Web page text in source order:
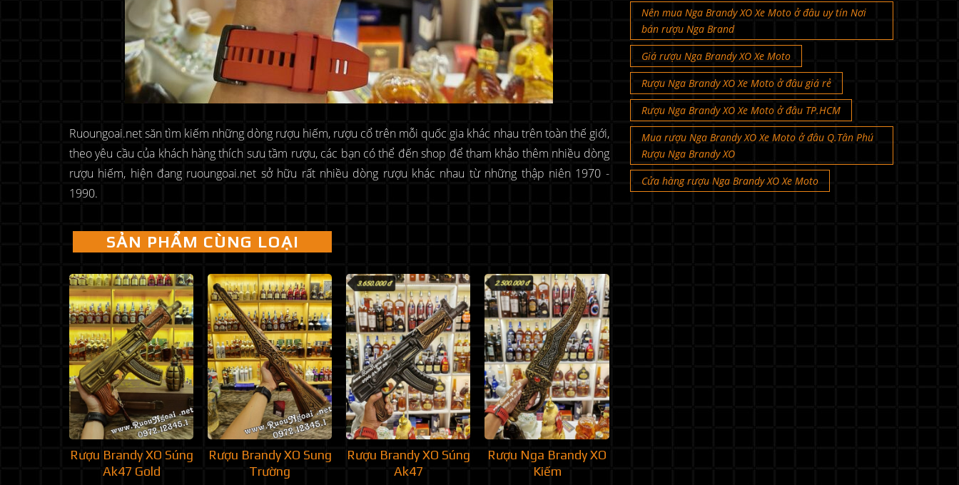
Ruoungoai.net săn tìm kiếm những dòng rượu hiếm, rượu cổ trên mỗi quốc gia khác nhau trên toàn thế giới,
theo yêu cầu của khách hàng thích sưu tầm rượu, các bạn có thể đến shop để tham khảo thêm nhiều dòng
rượu hiếm, hiện đang ruoungoai.net sở hữu rất nhiều dòng rượu khác nhau từ những thập niên 1970 -
1990.
SẢN PHẨM CÙNG LOẠI
Rượu Brandy XO Súng
Ak47 Gold
Rượu Brandy XO Sung
Trường
Rượu Brandy XO Súng
Ak47
Rượu Nga Brandy XO
Kiếm
Nên mua Nga Brandy XO Xe Moto ở đâu uy tín Nơi
bán rượu Nga Brand
Giá rượu Nga Brandy XO Xe Moto
Rượu Nga Brandy XO Xe Moto ở đâu giá rẻ
Rượu Nga Brandy XO Xe Moto ở đâu TP.HCM
Mua rượu Nga Brandy XO Xe Moto ở đâu Q.Tân Phú
Rượu Nga Brandy XO
Cửa hàng rượu Nga Brandy XO Xe Moto